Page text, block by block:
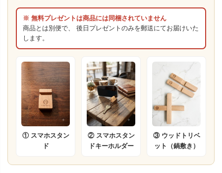
※ 無料プレゼントは商品には同梱されていません
商品とは別便で、 後日プレゼントのみを郵送にてお届けいた
します。
① スマホスタン
ド
② スマホスタン
ドキーホルダー
③ ウッドトリベ
ット（鍋敷き）